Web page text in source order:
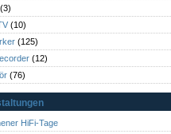
(3)
(10)
(125)
(12)
(76)
HiFi-Tage